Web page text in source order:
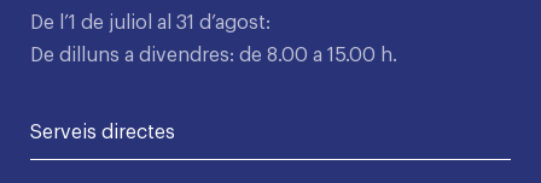
De l’1 de juliol al 31 d’agost:
De dilluns a divendres: de 8.00 a 15.00 h.
Serveis directes